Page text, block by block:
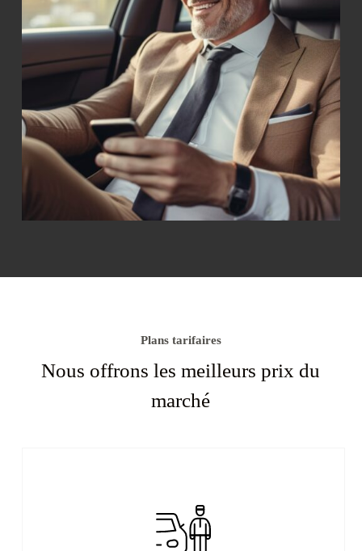
Plans tarifaires
Nous offrons les meilleurs prix du
marché